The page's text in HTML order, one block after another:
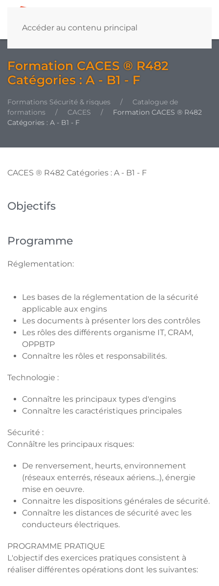
Accéder au contenu principal
Formation CACES ® R482
Catégories : A - B1 - F
Formations Sécurité & risques
Catalogue de
formations
CACES
Formation CACES ® R482
Catégories : A - B1 - F
CACES ® R482 Catégories : A - B1 - F
Objectifs
Programme
Réglementation:
Les bases de la réglementation de la sécurité
applicable aux engins
Les documents à présenter lors des contrôles
Les rôles des différents organisme IT, CRAM,
OPPBTP
Connaître les rôles et responsabilités.
Technologie :
Connaître les principaux types d'engins
Connaître les caractéristiques principales
Sécurité :
Connâître les principaux risques:
De renversement, heurts, environnement
(réseaux enterrés, réseaux aériens...), énergie
mise en oeuvre.
Connaitre les dispositions générales de sécurité.
Connaître les distances de sécurité avec les
conducteurs électriques.
PROGRAMME PRATIQUE
L'objectif des exercices pratiques consistent à
réaliser différentes opérations dont les suivantes: